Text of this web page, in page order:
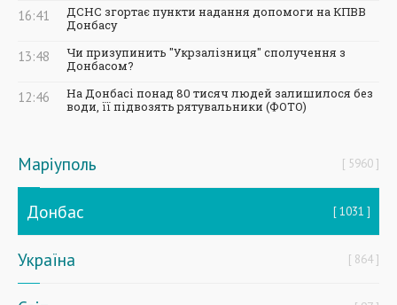
16:41
ДСНС згортає пункти надання допомоги на КПВВ
Донбасу
13:48
Чи призупинить "Укрзалізниця" сполучення з
Донбасом?
12:46
На Донбасі понад 80 тисяч людей залишилося без
води, її підвозять рятувальники (ФОТО)
Маріуполь 5960
Донбас 1031
Україна 864